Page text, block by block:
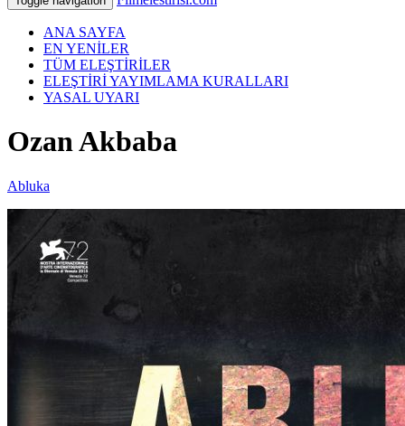
ANA SAYFA
EN YENİLER
TÜM ELEŞTİRİLER
ELEŞTİRİ YAYIMLAMA KURALLARI
YASAL UYARI
Ozan Akbaba
Abluka